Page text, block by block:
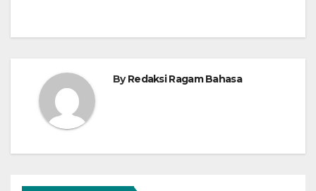
ByRedaksi Ragam Bahasa